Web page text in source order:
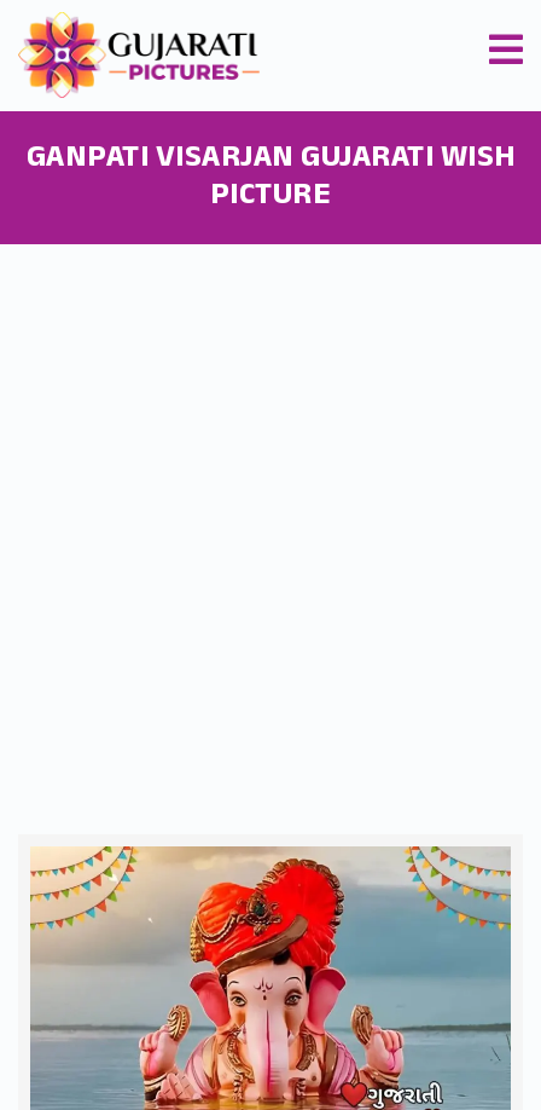
GANPATI VISARJAN GUJARATI WISH
PICTURE